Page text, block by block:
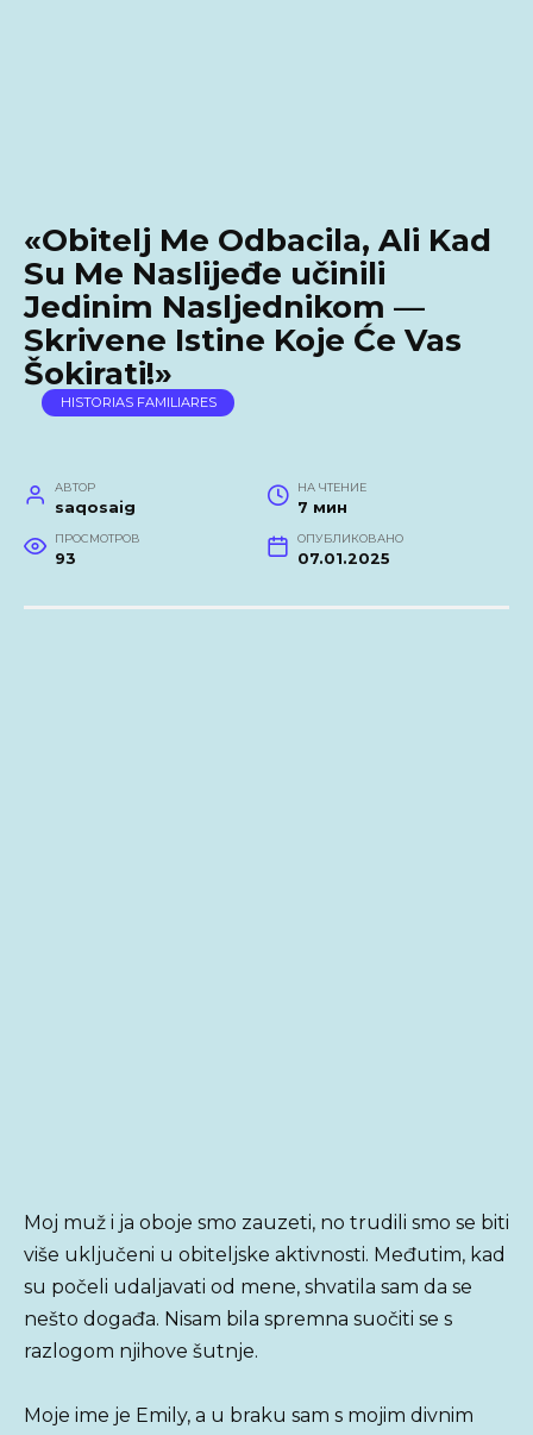
«Obitelj Me Odbacila, Ali Kad
Su Me Naslijeđe učinili
Jedinim Nasljednikom —
Skrivene Istine Koje Će Vas
Šokirati!»
HISTORIAS FAMILIARES
АВТОР
saqosaig
НА ЧТЕНИЕ
7 мин
ПРОСМОТРОВ
93
ОПУБЛИКОВАНО
07.01.2025
Moj muž i ja oboje smo zauzeti, no trudili smo se biti
više uključeni u obiteljske aktivnosti. Međutim, kad
su počeli udaljavati od mene, shvatila sam da se
nešto događa. Nisam bila spremna suočiti se s
razlogom njihove šutnje.
Moje ime je Emily, a u braku sam s mojim divnim